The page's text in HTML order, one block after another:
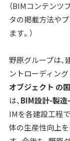
（BIMコンテンツ
タの掲載方法や
ます。）
野原グループは
ントローディング
オブジェクト の
は、 BIM設計-製造
IMを各建設工程
体の生産性向上